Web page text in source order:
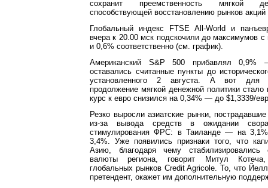
сохранит преемственность мягкой
способствующей восстановлению рынков акций
Глобальный индекс FTSE All-World и
вчера к 20.00 мск подскочили до максимумов
и 0,6% соответственно (см. график).
Американский S&P 500 прибавлял
оставались считанные пункты до
установленного 2 августа. А вот для
продолжение мягкой денежной политики стало
курс к евро снизился на 0,34% — до $1,3339/
Резко выросли азиатские рынки,
из-за вывода средств в ожидании
стимулирования ФРС: в Таиланде — на
3,4%. Уже появились признаки того, что
Азию, благодаря чему стабилизировались
валюты региона, говорит Митул Котеча,
глобальных рынков Credit Agricole. То, что
претендент, окажет им дополнительную